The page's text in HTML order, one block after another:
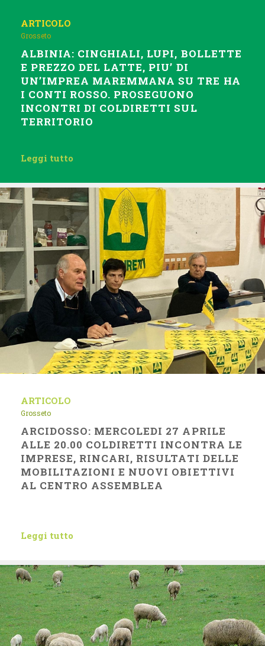
ARTICOLO
Grosseto
ALBINIA: CINGHIALI, LUPI, BOLLETTE
E PREZZO DEL LATTE, PIU’ DI
UN’IMPREA MAREMMANA SU TRE HA
I CONTI ROSSO. PROSEGUONO
INCONTRI DI COLDIRETTI SUL
TERRITORIO
Leggi tutto
ARTICOLO
Grosseto
ARCIDOSSO: MERCOLEDI 27 APRILE
ALLE 20.00 COLDIRETTI INCONTRA LE
IMPRESE, RINCARI, RISULTATI DELLE
MOBILITAZIONI E NUOVI OBIETTIVI
AL CENTRO ASSEMBLEA
Leggi tutto